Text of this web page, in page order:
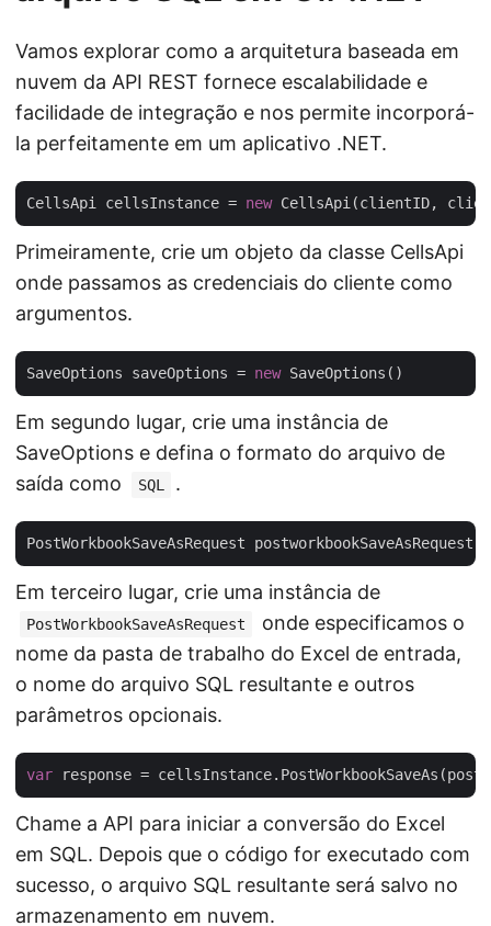
Vamos explorar como a arquitetura baseada em
nuvem da API REST fornece escalabilidade e
facilidade de integração e nos permite incorporá-
la perfeitamente em um aplicativo .NET.
CellsApi cellsInstance = new
Primeiramente, crie um objeto da classe CellsApi
onde passamos as credenciais do cliente como
argumentos.
SaveOptions saveOptions = new
Em segundo lugar, crie uma instância de
SaveOptions e defina o formato do arquivo de
saída como
SQL .
PostWorkbookSaveAsRequest postworkbookSaveAsRequest
Em terceiro lugar, crie uma instância de
PostWorkbookSaveAsRequest
onde especificamos o
nome da pasta de trabalho do Excel de entrada,
o nome do arquivo SQL resultante e outros
parâmetros opcionais.
var
Chame a API para iniciar a conversão do Excel
em SQL. Depois que o código for executado com
sucesso, o arquivo SQL resultante será salvo no
armazenamento em nuvem.